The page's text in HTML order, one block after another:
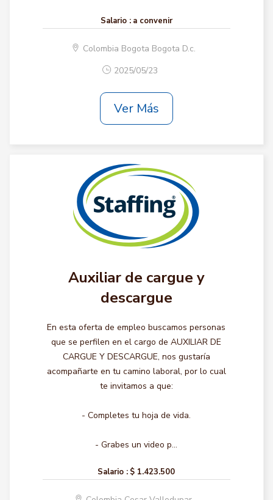
Salario : a convenir
Colombia Bogota Bogota D.c.
2025/05/23
Ver Más
Auxiliar de cargue y
descargue
En esta oferta de empleo buscamos personas
que se perfilen en el cargo de AUXILIAR DE
CARGUE Y DESCARGUE, nos gustaría
acompañarte en tu camino laboral, por lo cual
te invitamos a que:
- Completes tu hoja de vida.
- Grabes un video p...
Salario : $ 1.423.500